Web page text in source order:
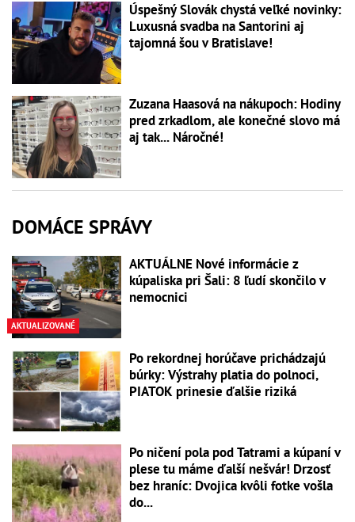
Úspešný Slovák chystá veľké novinky:
Luxusná svadba na Santorini aj
tajomná šou v Bratislave!
Zuzana Haasová na nákupoch: Hodiny
pred zrkadlom, ale konečné slovo má
aj tak... Náročné!
DOMÁCE SPRÁVY
AKTUALIZOVANÉ
AKTUÁLNE Nové informácie z
kúpaliska pri Šali: 8 ľudí skončilo v
nemocnici
Po rekordnej horúčave prichádzajú
búrky: Výstrahy platia do polnoci,
PIATOK prinesie ďalšie riziká
Po ničení pola pod Tatrami a kúpaní v
plese tu máme ďalší nešvár! Drzosť
bez hraníc: Dvojica kvôli fotke vošla
do...